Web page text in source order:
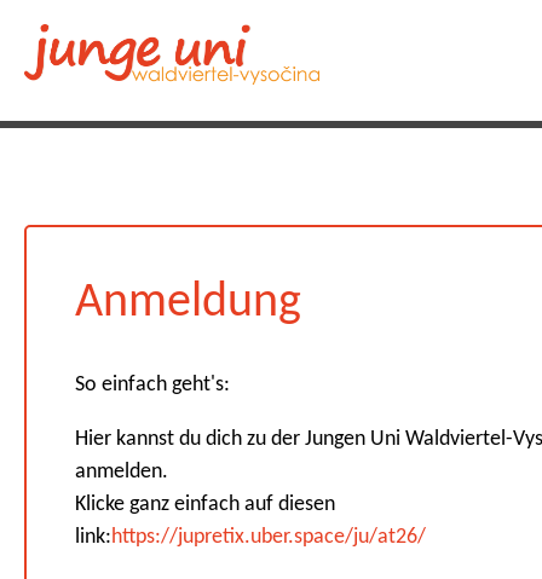
Anmeldung
So einfach geht's:
Hier kannst du dich zu der Jungen Uni Waldviertel-
anmelden.
Klicke ganz einfach auf diesen
link:https://jupretix.uber.space/ju/at26/